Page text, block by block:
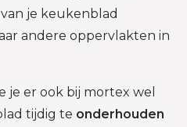
je keukenblad
andere oppervlakten in
je er ook bij mortex wel
tijdig te onderhouden